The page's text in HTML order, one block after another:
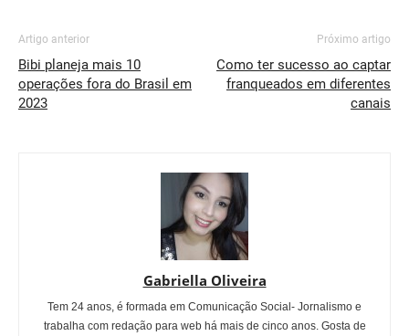
Artigo anterior
Bibi planeja mais 10
operações fora do Brasil em
2023
Próximo artigo
Como ter sucesso ao captar
franqueados em diferentes
canais
Gabriella Oliveira
Tem 24 anos, é formada em Comunicação Social- Jornalismo e
trabalha com redação para web há mais de cinco anos. Gosta de